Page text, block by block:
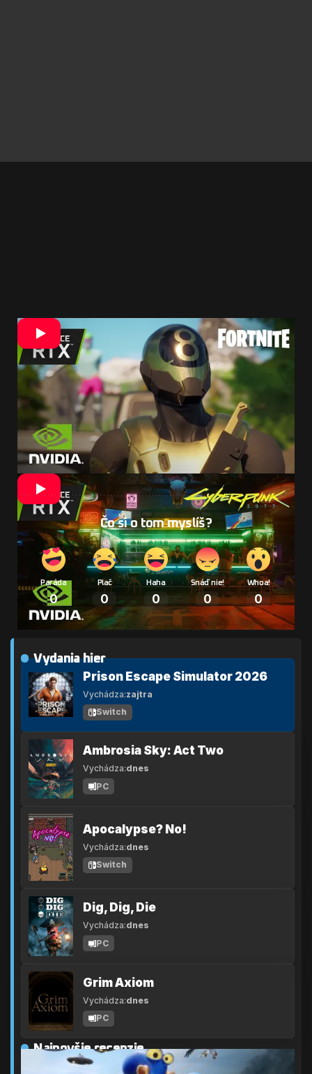
Čo si o tom myslíš?
Paráda
0
Plač
0
Haha
0
Snáď nie!
0
Whoa!
0
Vydania hier
Prison Escape Simulator 2026
Vychádza:zajtra
Switch
Ambrosia Sky: Act Two
Vychádza:dnes
PC
Apocalypse? No!
Vychádza:dnes
Switch
Dig, Dig, Die
Vychádza:dnes
PC
Grim Axiom
Vychádza:dnes
PC
Najnovšie recenzie